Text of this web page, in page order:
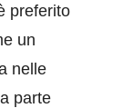
preferito
un
nelle
parte